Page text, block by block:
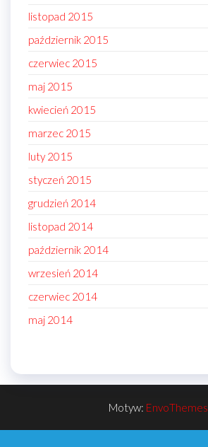
listopad 2015
październik 2015
czerwiec 2015
maj 2015
kwiecień 2015
marzec 2015
luty 2015
styczeń 2015
grudzień 2014
listopad 2014
październik 2014
wrzesień 2014
czerwiec 2014
maj 2014
Motyw: EnvoThemes